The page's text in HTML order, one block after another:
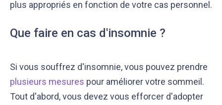
plus appropriés en fonction de votre cas personnel.
Que faire en cas d'insomnie ?
Si vous souffrez d'insomnie, vous pouvez prendre
plusieurs mesures pour améliorer votre sommeil.
Tout d'abord, vous devez vous efforcer d'adopter